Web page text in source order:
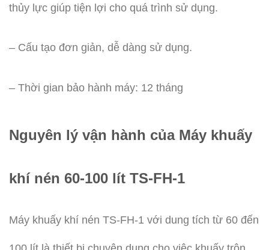
thủy lực giúp tiện lợi cho quá trình sử dụng.
– Cấu tạo đơn giản, dễ dàng sử dụng.
– Thời gian bảo hành máy: 12 tháng
Nguyên lý vận hành của Máy khuấy
khí nén 60-100 lít TS-FH-1
Máy khuấy khí nén TS-FH-1 với dung tích từ 60 đến